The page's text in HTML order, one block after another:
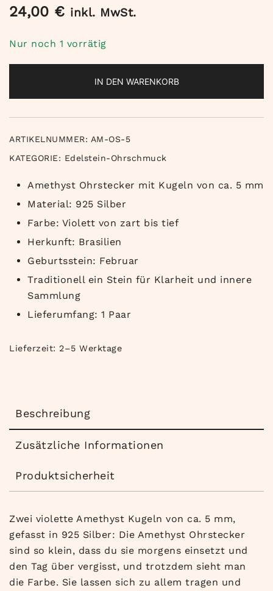
24,00 € inkl. MwSt.
Nur noch 1 vorrätig
IN DEN WARENKORB
ARTIKELNUMMER: AM-OS-5
KATEGORIE: Edelstein-Ohrschmuck
Amethyst Ohrstecker mit Kugeln von ca. 5 mm
Material: 925 Silber
Farbe: Violett von zart bis tief
Herkunft: Brasilien
Geburtsstein: Februar
Traditionell ein Stein für Klarheit und innere
Sammlung
Lieferumfang: 1 Paar
Lieferzeit: 2–5 Werktage
Beschreibung
Zusätzliche Informationen
Produktsicherheit
Zwei violette Amethyst Kugeln von ca. 5 mm,
gefasst in 925 Silber: Die Amethyst Ohrstecker
sind so klein, dass du sie morgens einsetzt und
den Tag über vergisst, und trotzdem sieht man
die Farbe. Sie lassen sich zu allem tragen und